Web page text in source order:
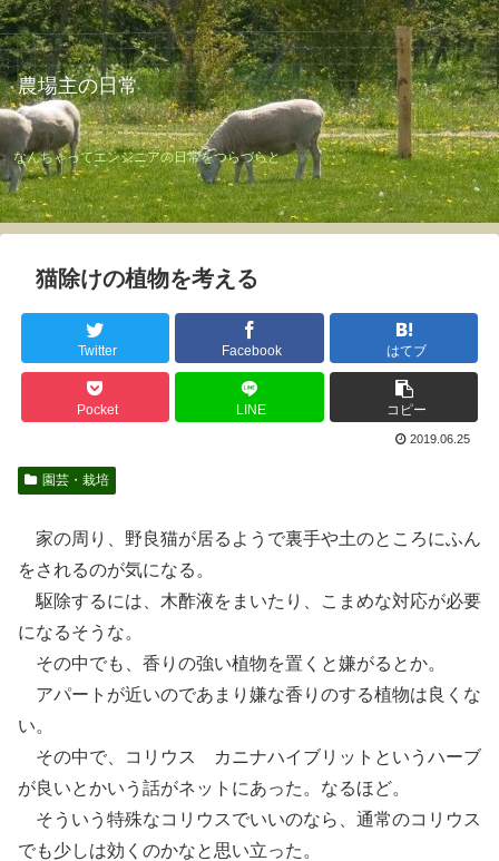
農場主の日常
なんちゃってエンジニアの日常をつらづらと
猫除けの植物を考える
Twitter Facebook はてブ
Pocket LINE コピー
2019.06.25
園芸・栽培
家の周り、野良猫が居るようで裏手や土のところにふん
をされるのが気になる。
駆除するには、木酢液をまいたり、こまめな対応が必要
になるそうな。
その中でも、香りの強い植物を置くと嫌がるとか。
アパートが近いのであまり嫌な香りのする植物は良くな
い。
その中で、コリウス カニナハイブリットというハーブ
が良いとかいう話がネットにあった。なるほど。
そういう特殊なコリウスでいいのなら、通常のコリウス
でも少しは効くのかなと思い立った。